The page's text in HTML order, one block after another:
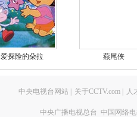
爱探险的朵拉 燕尾侠
中央电视台网站 关于CCTV.com 人
中央广播电视总台 中国网络